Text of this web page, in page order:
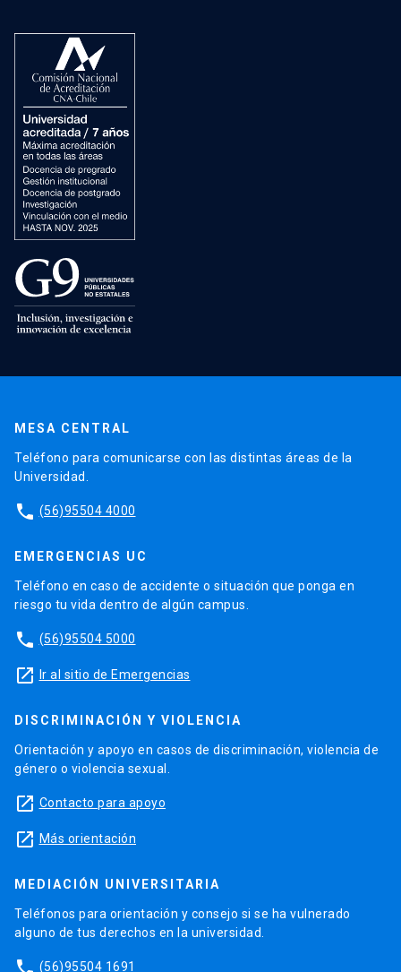
MESA CENTRAL
Teléfono para comunicarse con las distintas áreas de la
Universidad.
phone (56)95504 4000
EMERGENCIAS UC
Teléfono en caso de accidente o situación que ponga en
riesgo tu vida dentro de algún campus.
phone (56)95504 5000
launch Ir al sitio de Emergencias
DISCRIMINACIÓN Y VIOLENCIA
Orientación y apoyo en casos de discriminación, violencia de
género o violencia sexual.
launch Contacto para apoyo
launch Más orientación
MEDIACIÓN UNIVERSITARIA
Teléfonos para orientación y consejo si se ha vulnerado
alguno de tus derechos en la universidad.
(56)95504 1691